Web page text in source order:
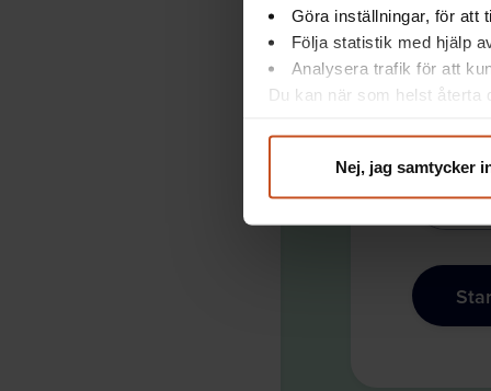
Göra inställningar, för att
Följa statistik med hjälp
Analysera trafik för att
Du kan när som helst återta
Nej, jag samtycker
på